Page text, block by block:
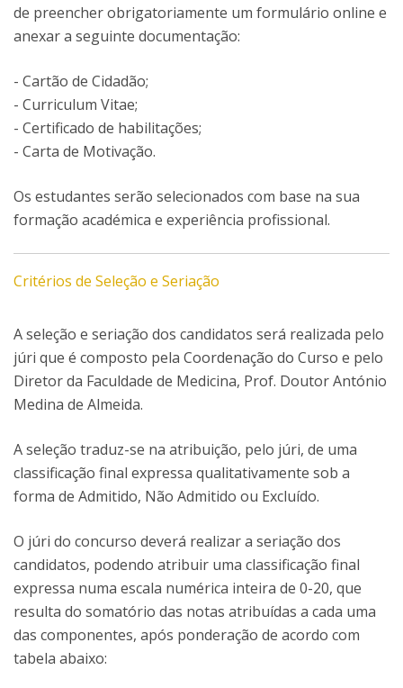
de preencher obrigatoriamente um formulário online e
anexar a seguinte documentação:
- Cartão de Cidadão;
- Curriculum Vitae;
- Certificado de habilitações;
- Carta de Motivação.
Os estudantes serão selecionados com base na sua
formação académica e experiência profissional.
Critérios de Seleção e Seriação
A seleção e seriação dos candidatos será realizada pelo
júri que é composto pela Coordenação do Curso e pelo
Diretor da Faculdade de Medicina, Prof. Doutor António
Medina de Almeida.
A seleção traduz-se na atribuição, pelo júri, de uma
classificação final expressa qualitativamente sob a
forma de Admitido, Não Admitido ou Excluído.
O júri do concurso deverá realizar a seriação dos
candidatos, podendo atribuir uma classificação final
expressa numa escala numérica inteira de 0-20, que
resulta do somatório das notas atribuídas a cada uma
das componentes, após ponderação de acordo com
tabela abaixo: